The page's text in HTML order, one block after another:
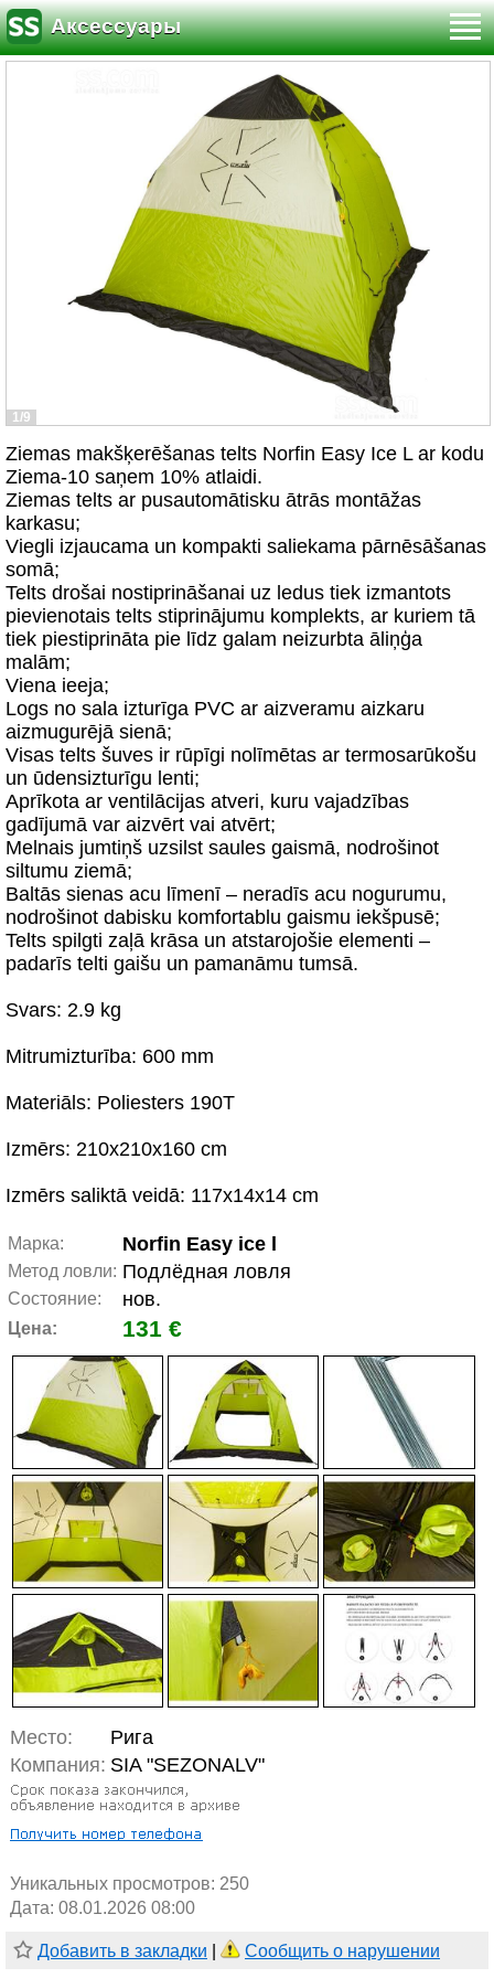
Аксессуары
1/9
Ziemas makšķerēšanas telts Norfin Easy Ice L ar kodu
Ziema-10 saņem 10% atlaidi.
Ziemas telts ar pusautomātisku ātrās montāžas
karkasu;
Viegli izjaucama un kompakti saliekama pārnēsāšanas
somā;
Telts drošai nostiprināšanai uz ledus tiek izmantots
pievienotais telts stiprinājumu komplekts, ar kuriem tā
tiek piestiprināta pie līdz galam neizurbta āliņģa
malām;
Viena ieeja;
Logs no sala izturīga PVC ar aizveramu aizkaru
aizmugurējā sienā;
Visas telts šuves ir rūpīgi nolīmētas ar termosarūkošu
un ūdensizturīgu lenti;
Aprīkota ar ventilācijas atveri, kuru vajadzības
gadījumā var aizvērt vai atvērt;
Melnais jumtiņš uzsilst saules gaismā, nodrošinot
siltumu ziemā;
Baltās sienas acu līmenī – neradīs acu nogurumu,
nodrošinot dabisku komfortablu gaismu iekšpusē;
Telts spilgti zaļā krāsa un atstarojošie elementi –
padarīs telti gaišu un pamanāmu tumsā.
Svars: 2.9 kg
Mitrumizturība: 600 mm
Materiāls: Poliesters 190T
Izmērs: 210x210x160 cm
Izmērs saliktā veidā: 117x14x14 cm
Марка: Norfin Easy ice l
Метод ловли: Подлёдная ловля
Состояние: нов.
Цена: 131 €
Место:
Рига
Компания: SIA "SEZONALV"
Уникальных просмотров: 250
Дата: 08.01.2026 08:00
Добавить в закладки Сообщить о нарушении